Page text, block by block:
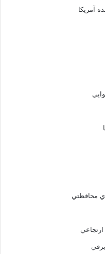
آمريکا
محافظتي